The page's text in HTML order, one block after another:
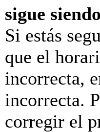
sigue
Si estás
que el
incorrecta,
incorrecta.
corregir el